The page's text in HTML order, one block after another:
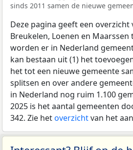
sinds 2011 samen de nieuwe
Deze pagina geeft een
Breukelen, Loenen en
worden er in Nederland
kan bestaan uit (1) het
het tot een nieuwe gemeente
splitsen en over andere
in Nederland nog ruim 1.100
2025 is het aantal gemeenten
342. Zie hetoverzichtvan het